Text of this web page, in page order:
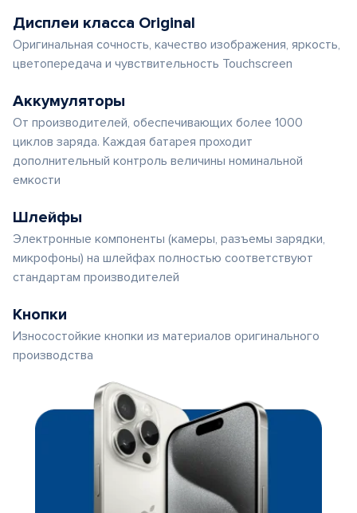
Дисплеи класса Original
Оригинальная сочность, качество изображения, яркость,
цветопередача и чувствительность Touchscreen
Аккумуляторы
От производителей, обеспечивающих более 1000
циклов заряда. Каждая батарея проходит
дополнительный контроль величины номинальной
емкости
Шлейфы
Электронные компоненты (камеры, разъемы зарядки,
микрофоны) на шлейфах полностью соответствуют
стандартам производителей
Кнопки
Износостойкие кнопки из материалов оригинального
производства